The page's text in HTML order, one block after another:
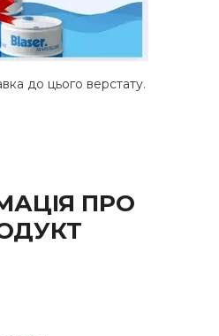
до цього верстату.
ПРО